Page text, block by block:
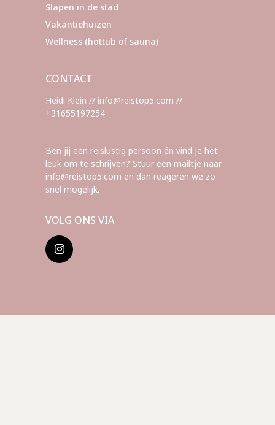
Slapen in de stad
Vakantiehuizen
Wellness (hottub of sauna)
CONTACT
Heidi Klein // info@reistop5.com //
+31655197254
Ben jij een reislustig persoon én vind je het
leuk om te schrijven? Stuur een mailtje naar
info@reistop5.com en dan reageren we zo
snel mogelijk.
VOLG ONS VIA